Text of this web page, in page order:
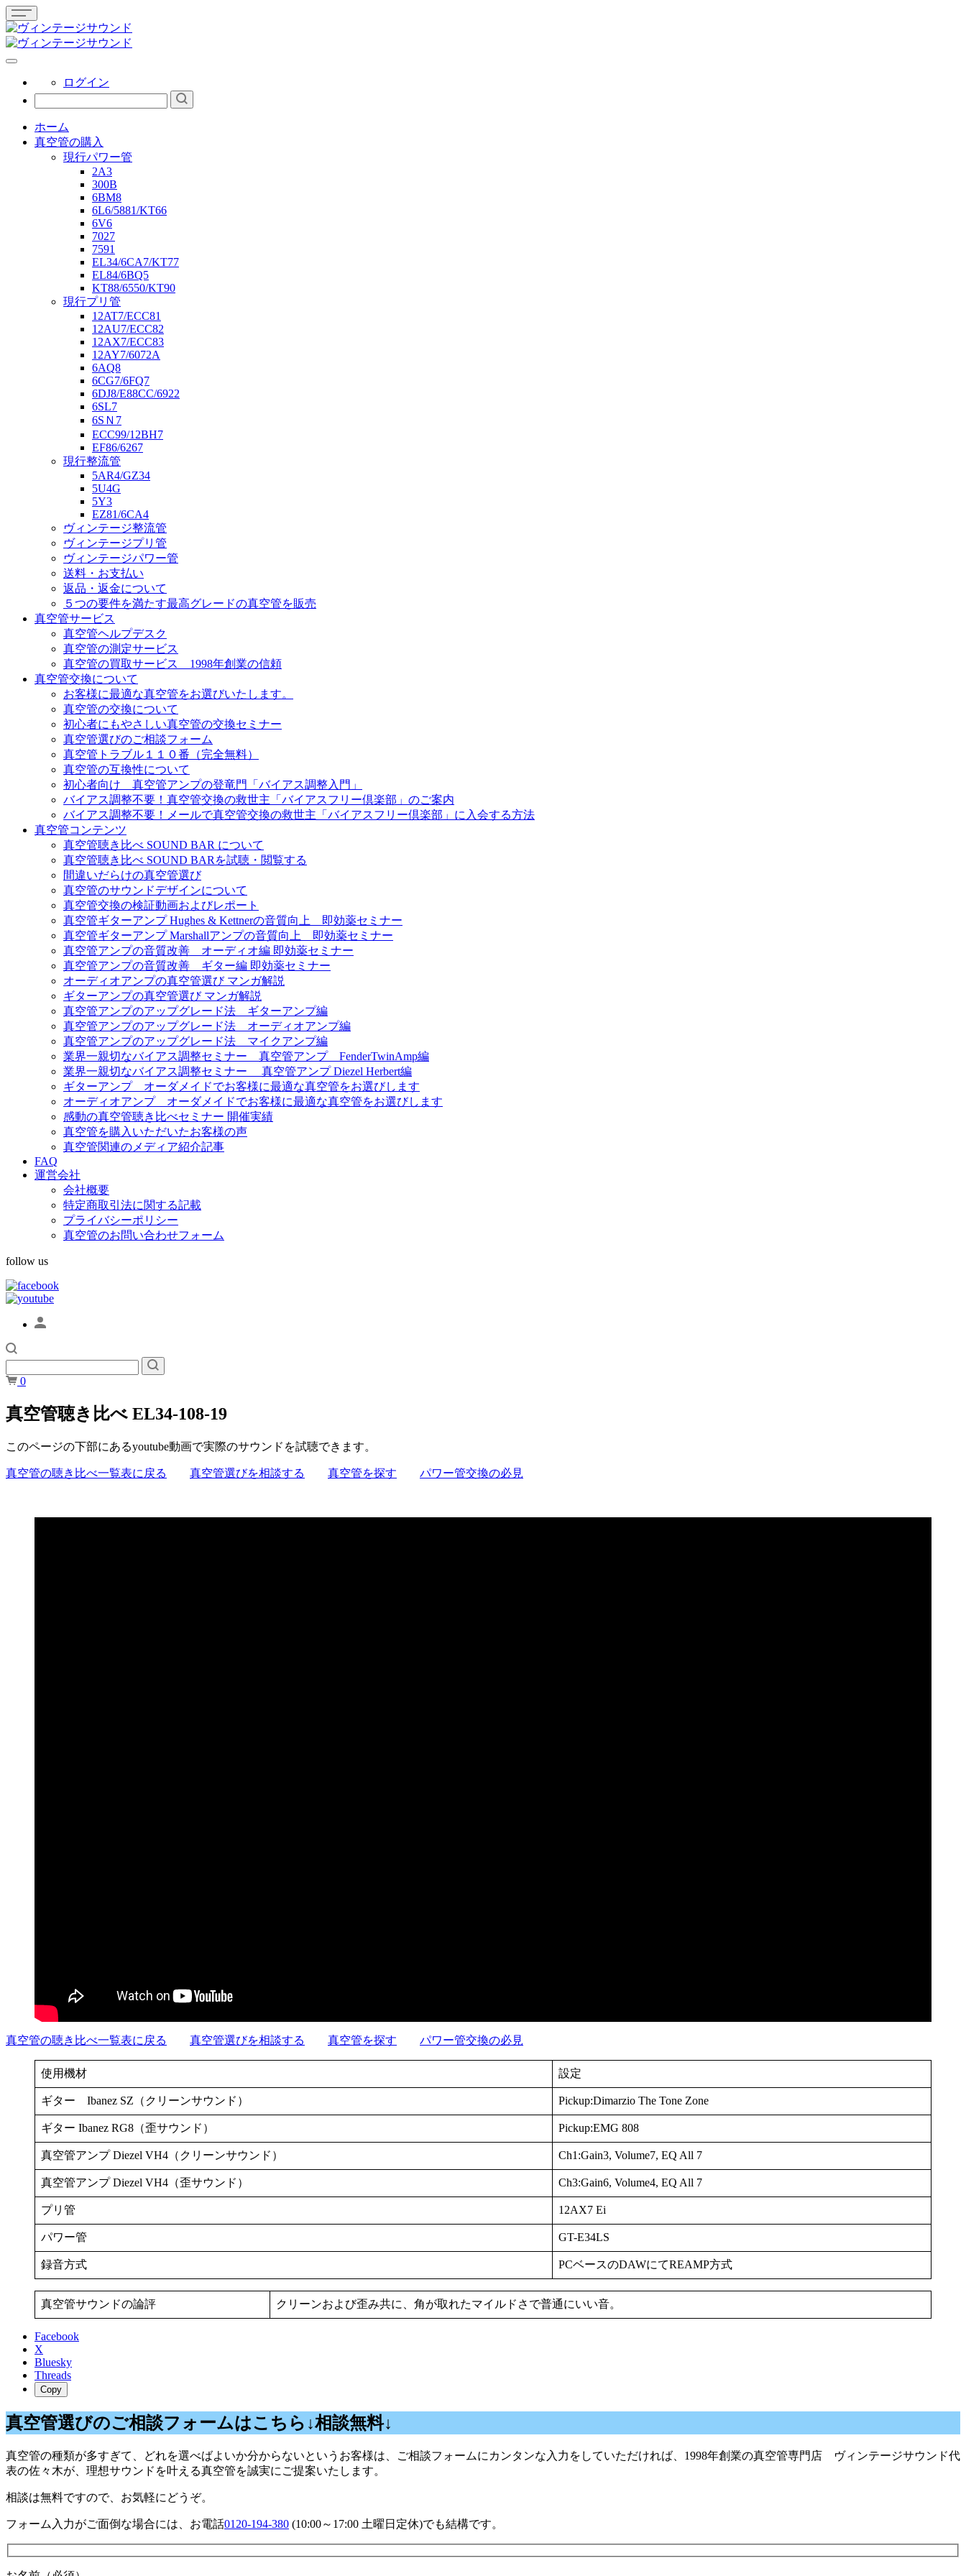
ログイン
ホーム
真空管の購入
現行パワー管
2A3
300B
6BM8
6L6/5881/KT66
6V6
7027
7591
EL34/6CA7/KT77
EL84/6BQ5
KT88/6550/KT90
現行プリ管
12AT7/ECC81
12AU7/ECC82
12AX7/ECC83
12AY7/6072A
6AQ8
6CG7/6FQ7
6DJ8/E88CC/6922
6SL7
6SＮ7
ECC99/12BH7
EF86/6267
現行整流管
5AR4/GZ34
5U4G
5Y3
EZ81/6CA4
ヴィンテージ整流管
ヴィンテージプリ管
ヴィンテージパワー管
送料・お支払い
返品・返金について
５つの要件を満たす最高グレードの真空管を販売
真空管サービス
真空管ヘルプデスク
真空管の測定サービス
真空管の買取サービス 1998年創業の信頼
真空管交換について
お客様に最適な真空管をお選びいたします。
真空管の交換について
初心者にもやさしい真空管の交換セミナー
真空管選びのご相談フォーム
真空管トラブル１１０番（完全無料）
真空管の互換性について
初心者向け 真空管アンプの登竜門「バイアス調整入門」
バイアス調整不要！真空管交換の救世主「バイアスフリー倶楽部」のご案内
バイアス調整不要！メールで真空管交換の救世主「バイアスフリー倶楽部」に入会する方法
真空管コンテンツ
真空管聴き比べ SOUND BAR について
真空管聴き比べ SOUND BARを試聴・閲覧する
間違いだらけの真空管選び
真空管のサウンドデザインについて
真空管交換の検証動画およびレポート
真空管ギターアンプ Hughes & Kettnerの音質向上 即効薬セミナー
真空管ギターアンプ Marshallアンプの音質向上 即効薬セミナー
真空管アンプの音質改善 オーディオ編 即効薬セミナー
真空管アンプの音質改善 ギター編 即効薬セミナー
オーディオアンプの真空管選び マンガ解説
ギターアンプの真空管選び マンガ解説
真空管アンプのアップグレード法 ギターアンプ編
真空管アンプのアップグレード法 オーディオアンプ編
真空管アンプのアップグレード法 マイクアンプ編
業界一親切なバイアス調整セミナー 真空管アンプ FenderTwinAmp編
業界一親切なバイアス調整セミナー 真空管アンプ Diezel Herbert編
ギターアンプ オーダメイドでお客様に最適な真空管をお選びします
オーディオアンプ オーダメイドでお客様に最適な真空管をお選びします
感動の真空管聴き比べセミナー 開催実績
真空管を購入いただいたお客様の声
真空管関連のメディア紹介記事
FAQ
運営会社
会社概要
特定商取引法に関する記載
プライバシーポリシー
真空管のお問い合わせフォーム
follow us
0
真空管聴き比べ EL34-108-19
このページの下部にあるyoutube動画で実際のサウンドを試聴できます。
真空管の聴き比べ一覧表に戻る 真空管選びを相談する 真空管を探す パワー管交換の必見
真空管の聴き比べ一覧表に戻る 真空管選びを相談する 真空管を探す パワー管交換の必見
使用機材 設定
ギター Ibanez SZ（クリーンサウンド） Pickup:Dimarzio The Tone Zone
ギター Ibanez RG8（歪サウンド） Pickup:EMG 808
真空管アンプ Diezel VH4（クリーンサウンド） Ch1:Gain3, Volume7, EQ All 7
真空管アンプ Diezel VH4（歪サウンド） Ch3:Gain6, Volume4, EQ All 7
プリ管 12AX7 Ei
パワー管 GT-E34LS
録音方式 PCベースのDAWにてREAMP方式
真空管サウンドの論評 クリーンおよび歪み共に、角が取れたマイルドさで普通にいい音。
Facebook
X
Bluesky
Threads
Copy
真空管選びのご相談フォームはこちら↓相談無料↓
真空管の種類が多すぎて、どれを選べばよいか分からないというお客様は、ご相談フォームにカンタンな入力をしていただければ、1998年創業の真空管専門店 ヴィンテージサウンド代
表の佐々木が、理想サウンドを叶える真空管を誠実にご提案いたします。
相談は無料ですので、お気軽にどうぞ。
フォーム入力がご面倒な場合には、お電話0120-194-380 (10:00～17:00 土曜日定休)でも結構です。